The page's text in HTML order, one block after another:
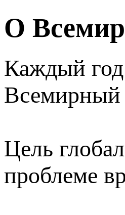
О
Каждый год
Всемирный
Цель
проблеме